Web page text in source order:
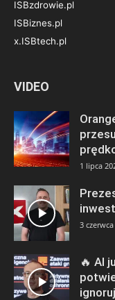
ISBzdrowie.pl
ISBiznes.pl
x.ISBtech.pl
VIDEO
1 lipca
3
🔥 AI